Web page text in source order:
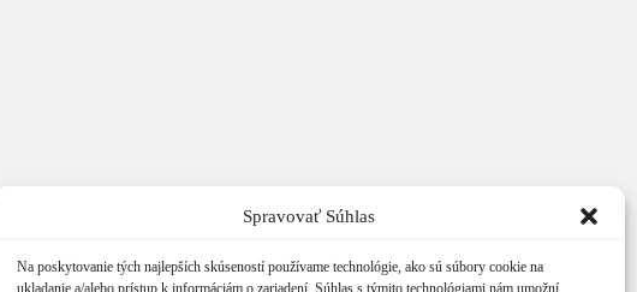
Spravovať Súhlas
Na poskytovanie tých najlepších skúseností používame technológie, ako sú súbory cookie na
ukladanie a/alebo prístup k informáciám o zariadení. Súhlas s týmito technológiami nám umožní